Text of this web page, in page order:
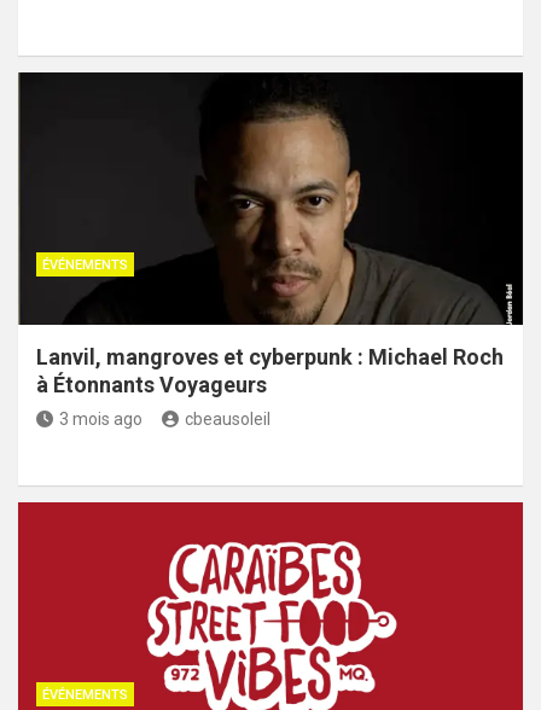
ÉVÉNEMENTS
Lanvil, mangroves et cyberpunk : Michael Roch
à Étonnants Voyageurs
3 mois ago cbeausoleil
ÉVÉNEMENTS